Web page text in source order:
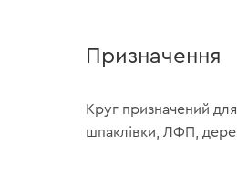
Призначення
Круг призначений
шпаклівки, ЛФП,